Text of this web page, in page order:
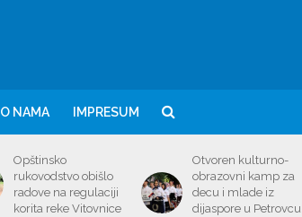
O NAMA IMPRESUM
Opštinsko
rukovodstvo obišlo
radove na regulaciji
korita reke Vitovnice
Otvoren kulturno-
obrazovni kamp za
decu i mlade iz
dijaspore u Petrovcu